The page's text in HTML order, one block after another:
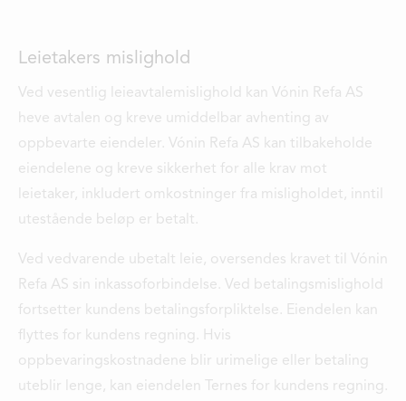
Leietakers mislighold
Ved vesentlig leieavtalemislighold kan Vónin Refa AS
heve avtalen og kreve umiddelbar avhenting av
oppbevarte eiendeler. Vónin Refa AS kan tilbakeholde
eiendelene og kreve sikkerhet for alle krav mot
leietaker, inkludert omkostninger fra misligholdet, inntil
utestående beløp er betalt.
Ved vedvarende ubetalt leie, oversendes kravet til Vónin
Refa AS sin inkassoforbindelse. Ved betalingsmislighold
fortsetter kundens betalingsforpliktelse. Eiendelen kan
flyttes for kundens regning. Hvis
oppbevaringskostnadene blir urimelige eller betaling
uteblir lenge, kan eiendelen Ternes for kundens regning.